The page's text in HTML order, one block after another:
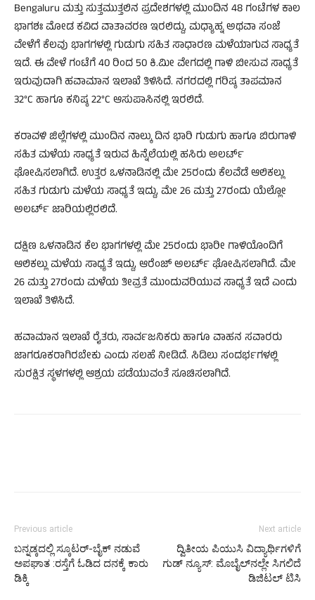
Bengaluru ಮತ್ತು ಸುತ್ತಮುತ್ತಲಿನ ಪ್ರದೇಶಗಳಲ್ಲಿ ಮುಂದಿನ 48 ಗಂಟೆಗಳ ಕಾಲ
ಭಾಗಶಃ ಮೋಡ ಕವಿದ ವಾತಾವರಣ ಇರಲಿದ್ದು, ಮಧ್ಯಾಹ್ನ ಅಥವಾ ಸಂಜೆ
ವೇಳೆಗೆ ಕೆಲವು ಭಾಗಗಳಲ್ಲಿ ಗುಡುಗು ಸಹಿತ ಸಾಧಾರಣ ಮಳೆಯಾಗುವ ಸಾಧ್ಯತೆ
ಇದೆ. ಈ ವೇಳೆ ಗಂಟೆಗೆ 40 ರಿಂದ 50 ಕಿ.ಮೀ ವೇಗದಲ್ಲಿ ಗಾಳಿ ಬೀಸುವ ಸಾಧ್ಯತೆ
ಇರುವುದಾಗಿ ಹವಾಮಾನ ಇಲಾಖೆ ತಿಳಿಸಿದೆ. ನಗರದಲ್ಲಿ ಗರಿಷ್ಠ ತಾಪಮಾನ
32°C ಹಾಗೂ ಕನಿಷ್ಠ 22°C ಆಸುಪಾಸಿನಲ್ಲಿ ಇರಲಿದೆ.
ಕರಾವಳಿ ಜಿಲ್ಲೆಗಳಲ್ಲಿ ಮುಂದಿನ ನಾಲ್ಕು ದಿನ ಭಾರಿ ಗುಡುಗು ಹಾಗೂ ಬಿರುಗಾಳಿ
ಸಹಿತ ಮಳೆಯ ಸಾಧ್ಯತೆ ಇರುವ ಹಿನ್ನೆಲೆಯಲ್ಲಿ ಹಸಿರು ಅಲರ್ಟ್
ಘೋಷಿಸಲಾಗಿದೆ. ಉತ್ತರ ಒಳನಾಡಿನಲ್ಲಿ ಮೇ 25ರಂದು ಕೆಲವೆಡೆ ಆಲಿಕಲ್ಲು
ಸಹಿತ ಗುಡುಗು ಮಳೆಯ ಸಾಧ್ಯತೆ ಇದ್ದು, ಮೇ 26 ಮತ್ತು 27ರಂದು ಯೆಲ್ಲೋ
ಅಲರ್ಟ್ ಜಾರಿಯಲ್ಲಿರಲಿದೆ.
ದಕ್ಷಿಣ ಒಳನಾಡಿನ ಕೆಲ ಭಾಗಗಳಲ್ಲಿ ಮೇ 25ರಂದು ಭಾರೀ ಗಾಳಿಯೊಂದಿಗೆ
ಆಲಿಕಲ್ಲು ಮಳೆಯ ಸಾಧ್ಯತೆ ಇದ್ದು, ಆರೆಂಜ್ ಅಲರ್ಟ್ ಘೋಷಿಸಲಾಗಿದೆ. ಮೇ
26 ಮತ್ತು 27ರಂದು ಮಳೆಯ ತೀವ್ರತೆ ಮುಂದುವರಿಯುವ ಸಾಧ್ಯತೆ ಇದೆ ಎಂದು
ಇಲಾಖೆ ತಿಳಿಸಿದೆ.
ಹವಾಮಾನ ಇಲಾಖೆ ರೈತರು, ಸಾರ್ವಜನಿಕರು ಹಾಗೂ ವಾಹನ ಸವಾರರು
ಜಾಗರೂಕರಾಗಿರಬೇಕು ಎಂದು ಸಲಹೆ ನೀಡಿದೆ. ಸಿಡಿಲು ಸಂದರ್ಭಗಳಲ್ಲಿ
ಸುರಕ್ಷಿತ ಸ್ಥಳಗಳಲ್ಲಿ ಆಶ್ರಯ ಪಡೆಯುವಂತೆ ಸೂಚಿಸಲಾಗಿದೆ.
Previous article
ಬನ್ನಡ್ಕದಲ್ಲಿ ಸ್ಕೂಟರ್-ಬೈಕ್ ನಡುವೆ
ಅಪಘಾತ :ರಸ್ತೆಗೆ ಓಡಿದ ದನಕ್ಕೆ ಕಾರು
ಡಿಕ್ಕಿ
Next article
ದ್ವಿತೀಯ ಪಿಯುಸಿ ವಿದ್ಯಾರ್ಥಿಗಳಿಗೆ
ಗುಡ್ ನ್ಯೂಸ್: ಮೊಬೈಲ್‌ನಲ್ಲೇ ಸಿಗಲಿದೆ
ಡಿಜಿಟಲ್ ಟಿಸಿ